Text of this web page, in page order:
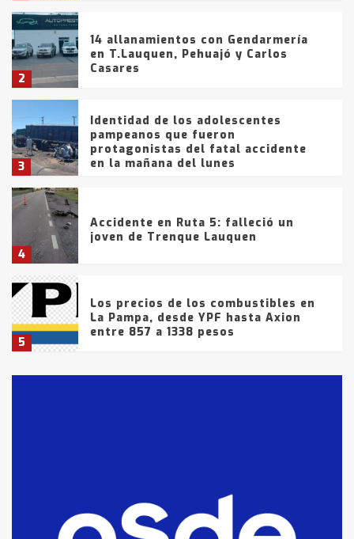
2
14 allanamientos con Gendarmería
en T.Lauquen, Pehuajó y Carlos
Casares
3
Identidad de los adolescentes
pampeanos que fueron
protagonistas del fatal accidente
en la mañana del lunes
4
Accidente en Ruta 5: falleció un
joven de Trenque Lauquen
5
Los precios de los combustibles en
La Pampa, desde YPF hasta Axion
entre 857 a 1338 pesos
fueron detenidos por
comercialización de drogas en la
tarde del sábado